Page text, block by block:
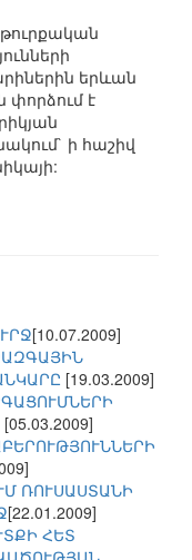
երևան
փորձում է
ի հաշիվ
[10.07.2009]
[19.03.2009]
[05.03.2009]
ՌՈՒՍԱՍՏԱՆԻ
[22.01.2009]
ՀԵՏ